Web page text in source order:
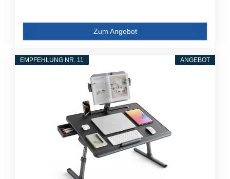
Zum Angebot
ANGEBOT
EMPFEHLUNG NR. 11